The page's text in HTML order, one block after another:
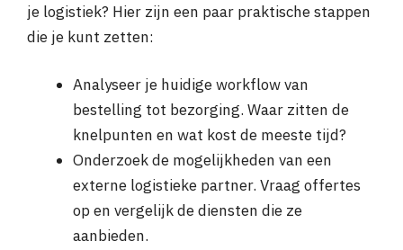
je logistiek? Hier zijn een paar praktische stappen
die je kunt zetten:
Analyseer je huidige workflow van
bestelling tot bezorging. Waar zitten de
knelpunten en wat kost de meeste tijd?
Onderzoek de mogelijkheden van een
externe logistieke partner. Vraag offertes
op en vergelijk de diensten die ze
aanbieden.